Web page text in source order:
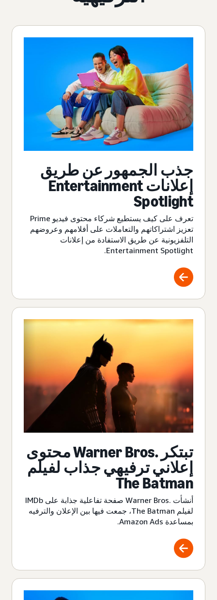
جذب الجمهور عن طريق
إعلانات Entertainment
Spotlight
تعرف على كيف يستطيع شركاء محتوى فيديو Prime
تعزيز اشتراكاتهم والتعاملات على أفلامهم وعروضهم
التلفزيونية عن طريق الاستفادة من إعلانات
Entertainment Spotlight.
تبتكر Warner Bros.‎ محتوى
إعلاني ترفيهي جذاب لفيلم
The Batman
أنشأت Warner Bros.‎ صفحة تفاعلية جذابة على IMDb
لفيلم The Batman، جمعت فيها بين الإعلان والترفيه
بمساعدة Amazon Ads.